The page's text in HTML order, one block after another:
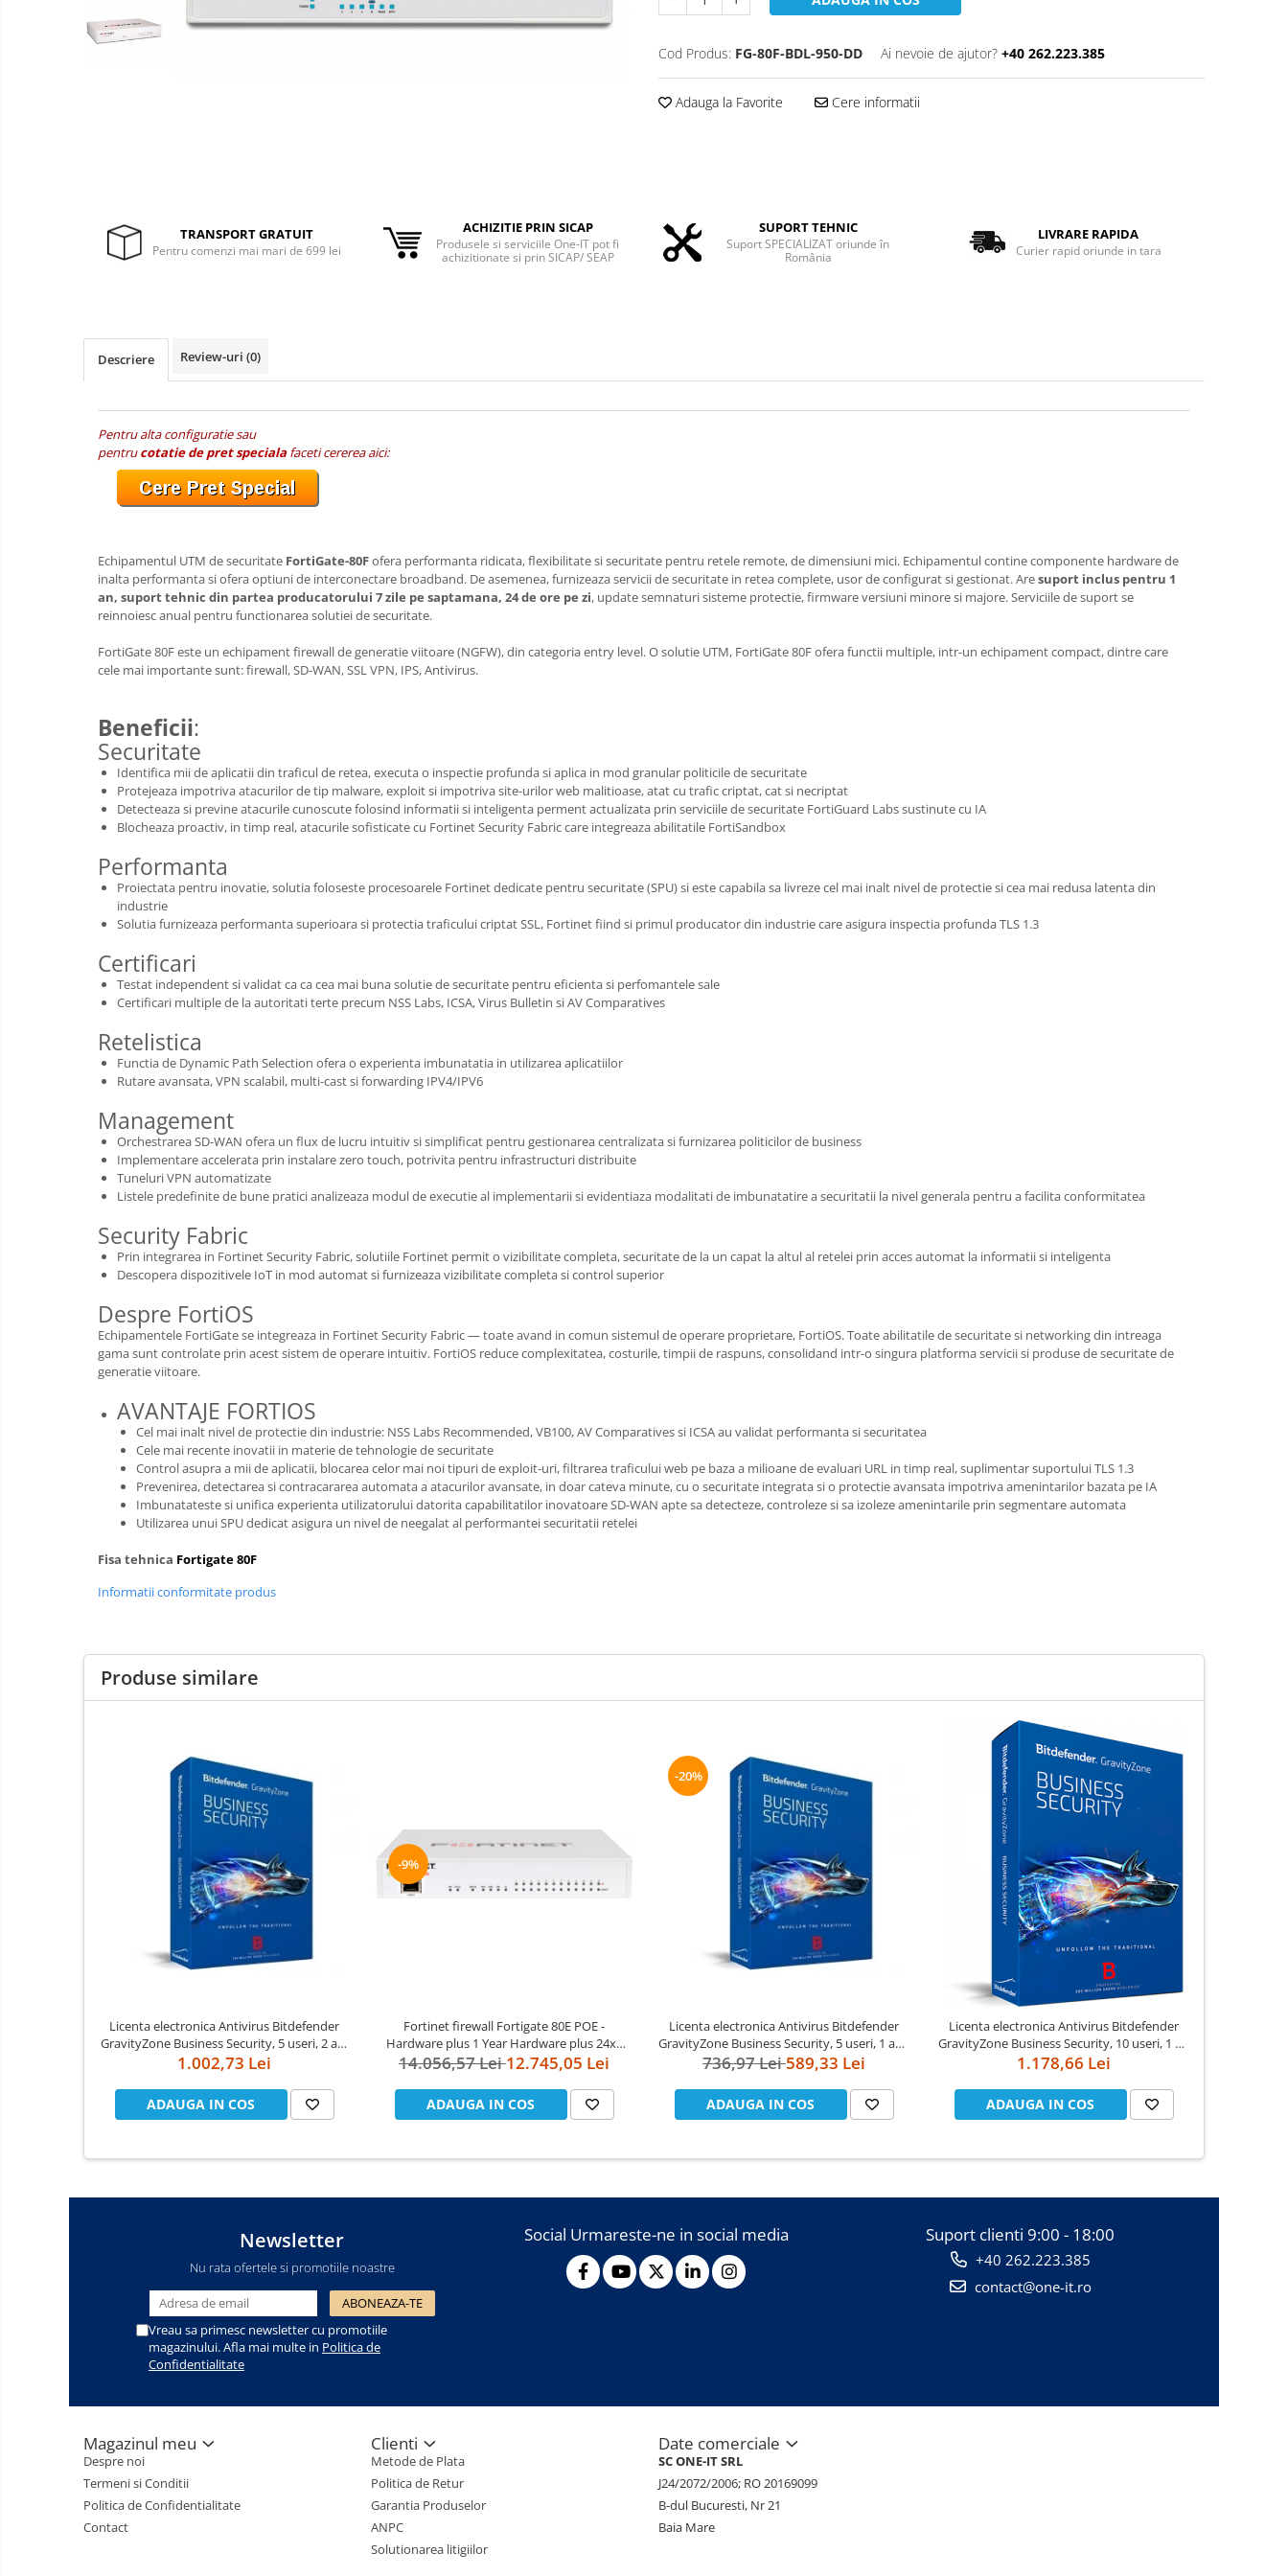
Ochelari Smart
Mouse Gaming
Periferice PC
Placi de Baza
Hard Disc-uri
Componente Server
Multifunctionale
Imprimante 3D
Electronice
Multiboard & Accessorii
Foto &
Video
Cloud si
Aplicatii SaaS
Sisteme
Videoconferinta
Date
Cod Produs: FG-80F-BDL-950-DD Ai nevoie de ajutor? +40 262.223.385
Adauga la Favorite Cere informatii
TRANSPORT GRATUIT
Pentru comenzi mai mari de 699 lei
ACHIZITIE PRIN SICAP
Produsele si serviciile One-IT pot fi
achizitionate si prin SICAP/ SEAP
SUPORT TEHNIC
Suport SPECIALIZAT oriunde în
România
LIVRARE RAPIDA
Curier rapid oriunde in tara
Descriere Review-uri (0)
Pentru alta configuratie sau
pentrucotatie de pret specialafaceti cererea aici:
Echipamentul UTM de securitate FortiGate-80Fofera performanta ridicata, flexibilitate si securitate pentru retele remote, de dimensiuni mici. Echipamentul contine componente hardware de
inalta performanta si ofera optiuni de interconectare broadband. De asemenea, furnizeaza servicii de securitate in retea complete, usor de configurat si gestionat. Aresuport inclus pentru 1
an, suport tehnic din partea producatorului 7 zile pe saptamana, 24 de ore pe zi, update semnaturi sisteme protectie, firmware versiuni minore si majore. Serviciile de suport se
reinnoiesc anual pentru functionarea solutiei de securitate.
FortiGate 80F este un echipament firewall de generatie viitoare (NGFW), din categoria entry level. O solutie UTM, FortiGate 80F ofera functii multiple, intr-un echipament compact, dintre care
cele mai importante sunt: firewall, SD-WAN, SSL VPN, IPS, Antivirus.
Beneficii:
Securitate
Identifica mii de aplicatii din traficul de retea, executa o inspectie profunda si aplica in mod granular politicile de securitate
Protejeaza impotriva atacurilor de tip malware, exploit si impotriva site-urilor web malitioase, atat cu ​​trafic criptat, cat si necriptat
Detecteaza si previne atacurile cunoscute folosind informatii si inteligenta perment actualizata prin serviciile de securitate FortiGuard Labs sustinute cu IA
Blocheaza proactiv, in timp real, atacurile sofisticate cu Fortinet Security Fabric care integreaza abilitatile FortiSandbox
Performanta
Proiectata pentru inovatie, solutia foloseste procesoarele Fortinet dedicate pentru securitate (SPU) si este capabila sa livreze cel mai inalt nivel de protectie si cea mai redusa latenta din
industrie
Solutia furnizeaza performanta superioara si protectia traficului criptat SSL, Fortinet fiind si primul producator din industrie care asigura inspectia profunda TLS 1.3
Certificari
Testat independent si validat ca ca cea mai buna solutie de securitate pentru eficienta si perfomantele sale
Certificari multiple de la autoritati terte precum NSS Labs, ICSA, Virus Bulletin si AV Comparatives
Retelistica
Functia de Dynamic Path Selection ofera o experienta imbunatatia in utilizarea aplicatiilor
Rutare avansata, VPN scalabil, multi-cast si forwarding IPV4/IPV6
Management
Orchestrarea SD-WAN ofera un flux de lucru intuitiv si simplificat pentru gestionarea centralizata si furnizarea politicilor de business
Implementare accelerata prin instalare zero touch, potrivita pentru infrastructuri distribuite
Tuneluri VPN automatizate
Listele predefinite de bune pratici analizeaza modul de executie al implementarii si evidentiaza modalitati de imbunatatire a securitatii la nivel generala pentru a facilita conformitatea
Security Fabric
Prin integrarea in Fortinet Security Fabric, solutiile Fortinet permit o vizibilitate completa, securitate de la un capat la altul al retelei prin acces automat la informatii si inteligenta
Descopera dispozitivele IoT in mod automat si furnizeaza vizibilitate completa si control superior
Despre FortiOS
Echipamentele FortiGate se integreaza in Fortinet Security Fabric — toate avand in comun sistemul de operare proprietare, FortiOS. Toate abilitatile de securitate si networking din intreaga
gama sunt controlate prin acest sistem de operare intuitiv. FortiOS reduce complexitatea, costurile, timpii de raspuns, consolidand intr-o singura platforma servicii si produse de securitate de
generatie viitoare.
AVANTAJE FORTIOS
Cel mai inalt nivel de protectie din industrie: NSS Labs Recommended, VB100, AV Comparatives si ICSA au validat performanta si securitatea
Cele mai recente inovatii in materie de tehnologie de securitate
Control asupra a mii de aplicatii, blocarea celor mai noi tipuri de exploit-uri, filtrarea traficului web pe baza a milioane de evaluari URL in timp real, suplimentar suportului TLS 1.3
Prevenirea, detectarea si contracararea automata a atacurilor avansate, in doar cateva minute, cu o securitate integrata si o protectie avansata impotriva amenintarilor bazata pe IA
Imbunatateste si unifica experienta utilizatorului datorita capabilitatilor inovatoare SD-WAN apte sa detecteze, controleze si sa izoleze amenintarile prin segmentare automata
Utilizarea unui SPU dedicat asigura un nivel de neegalat al performantei securitatii retelei
Fisa tehnica Fortigate 80F
Informatii conformitate produs
Produse similare
Licenta electronica Antivirus Bitdefender
GravityZone Business Security, 5 useri, 2 ani
- securitate business
1.002,73 Lei
ADAUGA IN COS
-9%
Fortinet firewall Fortigate 80E POE -
Hardware plus 1 Year Hardware plus 24x7
FortiCare and FortiGuard Unified (UTM)
14.056,57 Lei12.745,05 Lei
ADAUGA IN COS
-20%
Licenta electronica Antivirus Bitdefender
GravityZone Business Security, 5 useri, 1 an -
securitate business
736,97 Lei589,33 Lei
ADAUGA IN COS
Licenta electronica Antivirus Bitdefender
GravityZone Business Security, 10 useri, 1 an
- securitate business
1.178,66 Lei
ADAUGA IN COS
Newsletter
Nu rata ofertele si promotiile noastre
Vreau sa primesc newsletter cu promotiile
magazinului. Afla mai multe in Politica de
Confidentialitate
Social Urmareste-ne in social media Suport clienti 9:00 - 18:00
+40 262.223.385
contact@one-it.ro
Magazinul meu
Despre noi
Termeni si Conditii
Politica de Confidentialitate
Contact
Clienti
Metode de Plata
Politica de Retur
Garantia Produselor
ANPC
Solutionarea litigiilor
Date comerciale
SC ONE-IT SRL
J24/2072/2006; RO 20169099
B-dul Bucuresti, Nr 21
Baia Mare